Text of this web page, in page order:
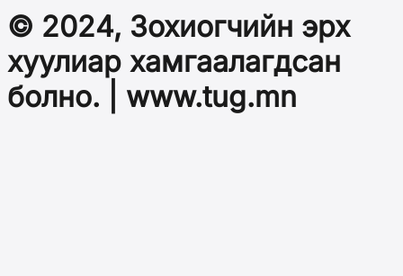
© 2024, Зохиогчийн эрх
хуулиар хамгаалагдсан
болно. | www.tug.mn